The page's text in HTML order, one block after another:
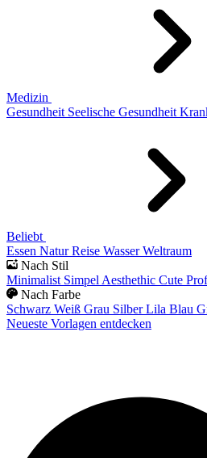
Medizin
Gesundheit Seelische Gesundheit
Beliebt
Essen Natur Reise Wasser Weltraum
Nach Stil
Minimalist Simpel Aesthethic Cute
Nach Farbe
Schwarz Weiß Grau Silber Lila Blau
Neueste Vorlagen entdecken